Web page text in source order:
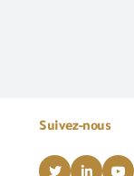
Suivez-nous